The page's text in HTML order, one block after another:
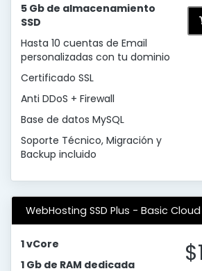
5 Gb de almacenamiento
SSD
Hasta 10 cuentas de Email
personalizadas con tu dominio
Certificado SSL
Anti DDoS + Firewall
Base de datos MySQL
Soporte Técnico, Migración y
Backup incluido
WebHosting SSD Plus - Basic Cloud
1 vCore
1 Gb de RAM dedicada